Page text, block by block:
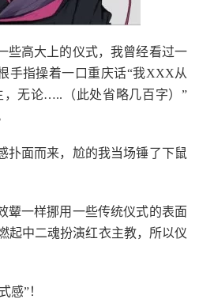
些高大上的仪式，我曾经看过一
手指操着一口重庆话“我XXX从
无论…..（此处省略几百字）”
扑面而来，尬的我当场锤了下鼠
颦一样挪用一些传统仪式的表面
起中二魂扮演红衣主教，所以仪
感”！